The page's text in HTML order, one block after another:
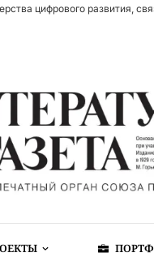
цифрового развития,